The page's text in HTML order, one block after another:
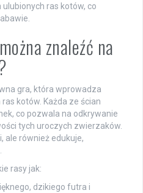
ras kotów, co
znaleźć na
gra, która wprowadza
kotów. Każda ze ścian
co pozwala na odkrywanie
tych uroczych zwierzaków.
ale również edukuje,
rasy jak:
dzikiego futra i